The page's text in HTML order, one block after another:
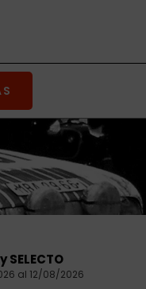
SELECTO
al 12/08/2026